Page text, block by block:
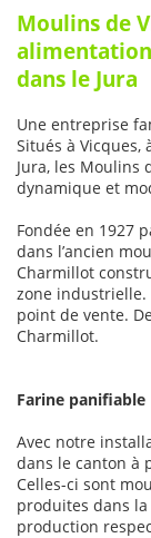
Moulins de
dans le Jura
Une entreprise
Situés à Vicques,
Jura, les Moulins
dynamique et
Fondée en 1927
dans l’ancien
Charmillot
zone industrielle.
point de vente.
Charmillot.
Farine panifiable
Avec notre
dans le canton à
Celles-ci sont
produites dans la
production